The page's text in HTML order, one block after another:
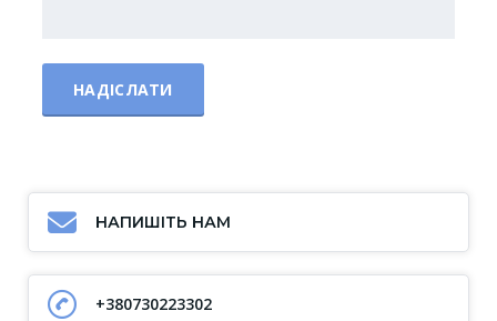
НАПИШІТЬ НАМ
+380730223302